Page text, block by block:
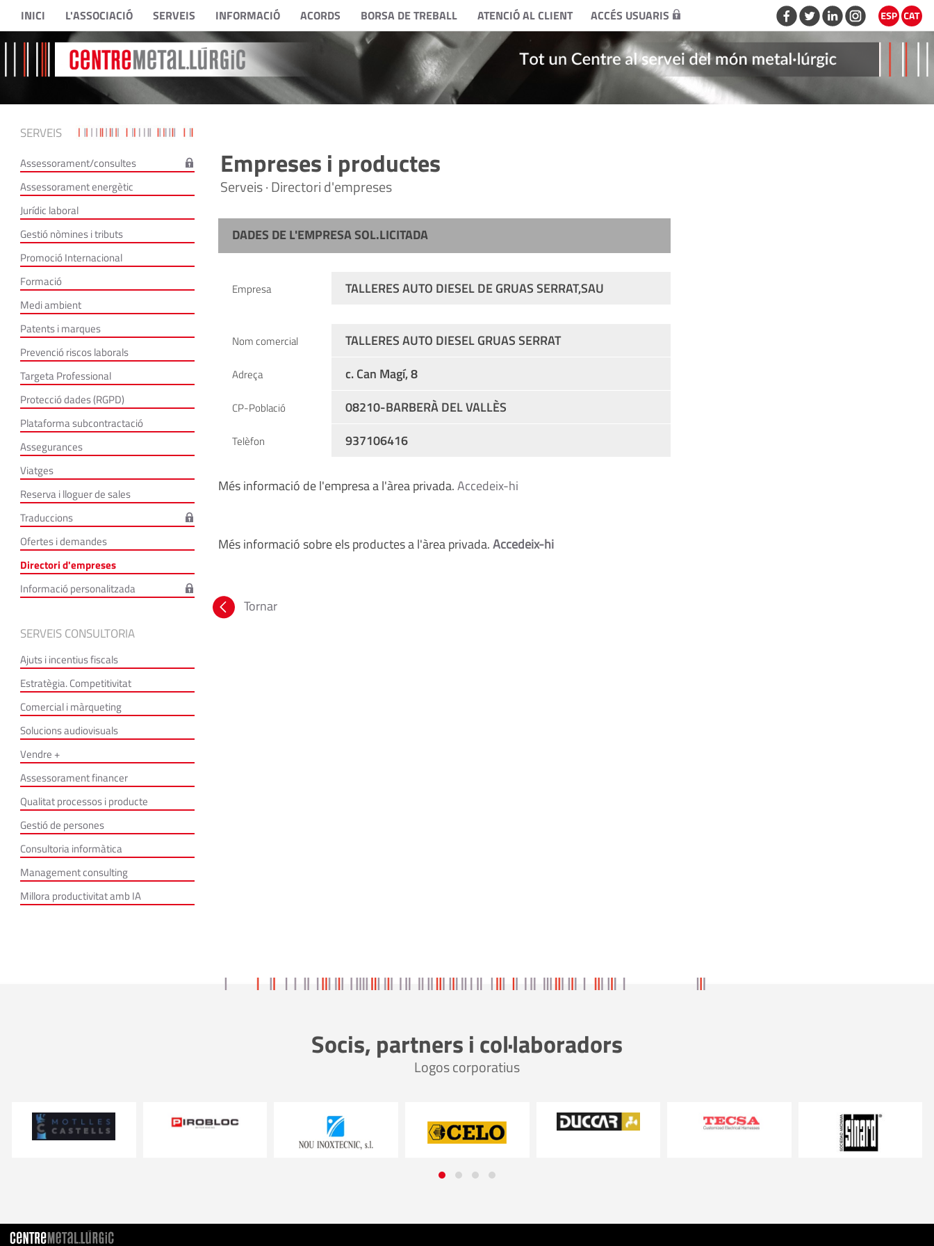
INICI L'ASSOCIACIÓ SERVEIS INFORMACIÓ ACORDS BORSA DE TREBALL ATENCIÓ AL CLIENT ACCÉS USUARIS
SERVEIS
Assessorament/consultes
Assessorament energètic
Jurídic laboral
Gestió nòmines i tributs
Promoció Internacional
Formació
Medi ambient
Patents i marques
Prevenció riscos laborals
Targeta Professional
Protecció dades (RGPD)
Plataforma subcontractació
Assegurances
Viatges
Reserva i lloguer de sales
Traduccions
Ofertes i demandes
Directori d'empreses
Informació personalitzada
SERVEIS CONSULTORIA
Ajuts i incentius fiscals
Estratègia. Competitivitat
Comercial i màrqueting
Solucions audiovisuals
Vendre +
Assessorament financer
Qualitat processos i producte
Gestió de persones
Consultoria informàtica
Management consulting
Millora productivitat amb IA
Empreses i productes
Serveis · Directori d'empreses
DADES DE L'EMPRESA SOL.LICITADA
Empresa TALLERES AUTO DIESEL DE GRUAS SERRAT,SAU
Nom comercial TALLERES AUTO DIESEL GRUAS SERRAT
Adreça c. Can Magí, 8
CP-Població 08210-BARBERÀ DEL VALLÈS
Telèfon 937106416
Més informació de l'empresa a l'àrea privada.Accedeix-hi
Més informació sobre els productes a l'àrea privada.Accedeix-hi
Tornar
Socis, partners i col·laboradors
Logos corporatius